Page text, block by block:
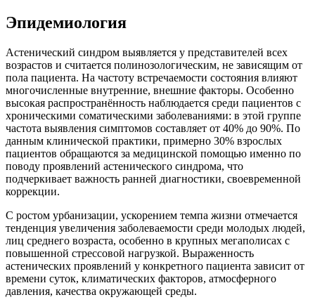
Эпидемиология
Астенический синдром выявляется у представителей всех
возрастов и считается полинозологическим, не зависящим от
пола пациента. На частоту встречаемости состояния влияют
многочисленные внутренние, внешние факторы. Особенно
высокая распространённость наблюдается среди пациентов с
хроническими соматическими заболеваниями: в этой группе
частота выявления симптомов составляет от 40% до 90%. По
данным клинической практики, примерно 30% взрослых
пациентов обращаются за медицинской помощью именно по
поводу проявлений астенического синдрома, что
подчеркивает важность ранней диагностики, своевременной
коррекции.
С ростом урбанизации, ускорением темпа жизни отмечается
тенденция увеличения заболеваемости среди молодых людей,
лиц среднего возраста, особенно в крупных мегаполисах с
повышенной стрессовой нагрузкой. Выраженность
астенических проявлений у конкретного пациента зависит от
времени суток, климатических факторов, атмосферного
давления, качества окружающей среды.